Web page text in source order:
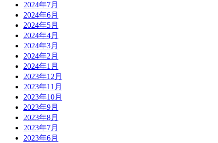
2024年7月
2024年6月
2024年5月
2024年4月
2024年3月
2024年2月
2024年1月
2023年12月
2023年11月
2023年10月
2023年9月
2023年8月
2023年7月
2023年6月